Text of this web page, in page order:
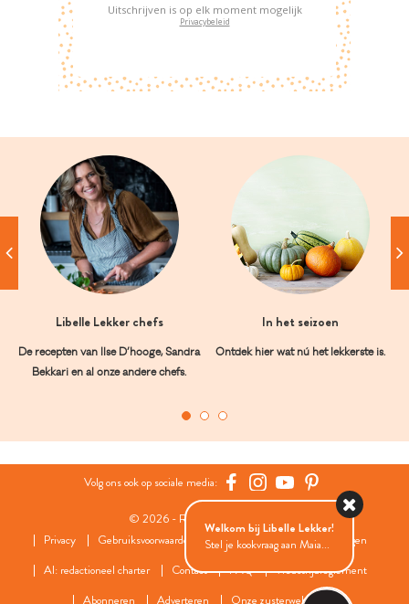
Uitschrijven is op elk moment mogelijk
Privacybeleid
Libelle Lekker chefs
De recepten van Ilse D’hooge, Sandra
Bekkari en al onze andere chefs.
In het seizoen
Ontdek hier wat nú het lekkerste is.
Volg ons ook op sociale media:
© 2026 - Roularta Media Group
Privacy
Gebruiksvoorwaarden Cookies
Cookies instellingen
AI: redactioneel charter
Contact FAQ
Wedstrijdreglement
Abonneren
Adverteren Onze zusterwebsites
Welkom bij Libelle Lekker!
Stel je kookvraag aan Maia...